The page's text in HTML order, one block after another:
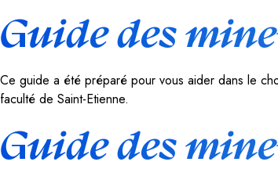
Guide des
Ce guide a été préparé pour vous aider dans le
faculté de Saint-Etienne.
Guide des